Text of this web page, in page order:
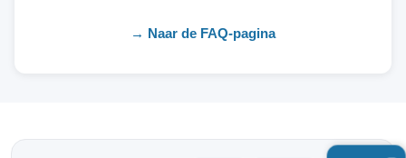
→ Naar de FAQ-pagina